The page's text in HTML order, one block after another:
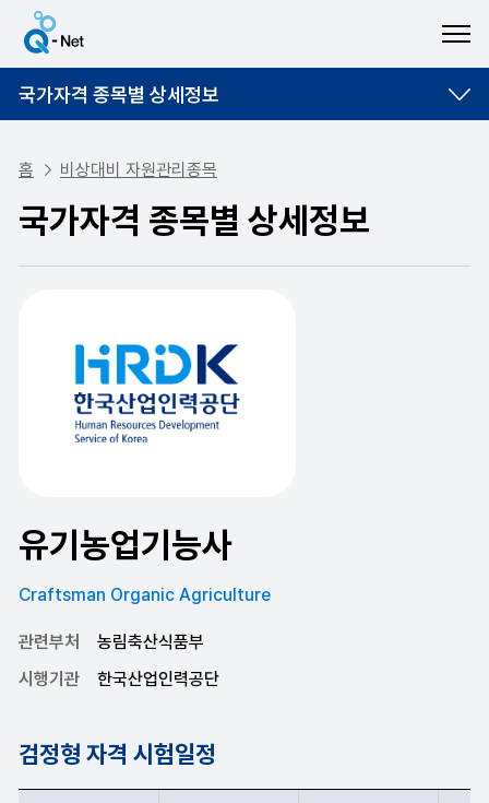
국가자격 종목별 상세정보
홈 비상대비 자원관리종목
국가자격 종목별 상세정보
유기농업기능사
Craftsman Organic Agriculture
관련부처
농림축산식품부
시행기관
한국산업인력공단
검정형 자격 시험일정